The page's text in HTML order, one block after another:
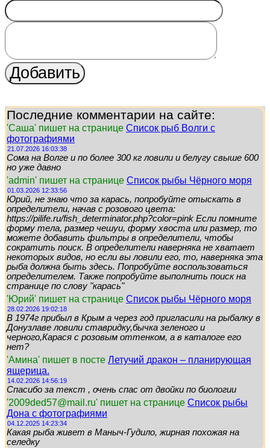
Последние комментарии на сайте:
'Саша' пишет на странице Список рыб Волги с
фотографиями
21.07.2026 16:03:38
Сома на Волге и по более 300 кг ловили и белугу свыше 600
но уже давно
'admin' пишет на странице Список рыбы Чёрного моря
01.03.2026 12:33:56
Юрий, не знаю что за карась, попробуйте отыскать в
определители, начав с розового цвета:
https://pilife.ru/fish_determinator.php?color=pink Если помните
форму тела, размер чешуи, форму хвоста или размер, то
можете добавить фильтры в определители, чтобы
сократить поиск. В определители наверняка не хватает
некоторых видов, но если вы ловили его, то, наверняка эта
рыба должна быть здесь. Попробуйте воспользоваться
определителем. Также попробуйте выполнить поиск на
странице по слову "карась"
'Юрий' пишет на странице Список рыбы Чёрного моря
28.02.2026 19:02:18
В 1974г прибыл в Крым а через год пригласили на рыбалку в
Донузлаве ловили ставридку,бычка зеленого и
черного,Карася с розовым оттенком, а в каталоге его
нет?
'Амина' пишет в посте Летучий дракон – планирующая
ящерица.
14.02.2026 14:56:19
Спасибо за текст , очень спас от двойки по биологии
'2009ded57@mail.ru' пишет на странице Список рыбы
Дона с фотографиями
04.12.2025 14:23:34
Какая рыба живет в Маныч-Гудило, жирная похожая на
селедку